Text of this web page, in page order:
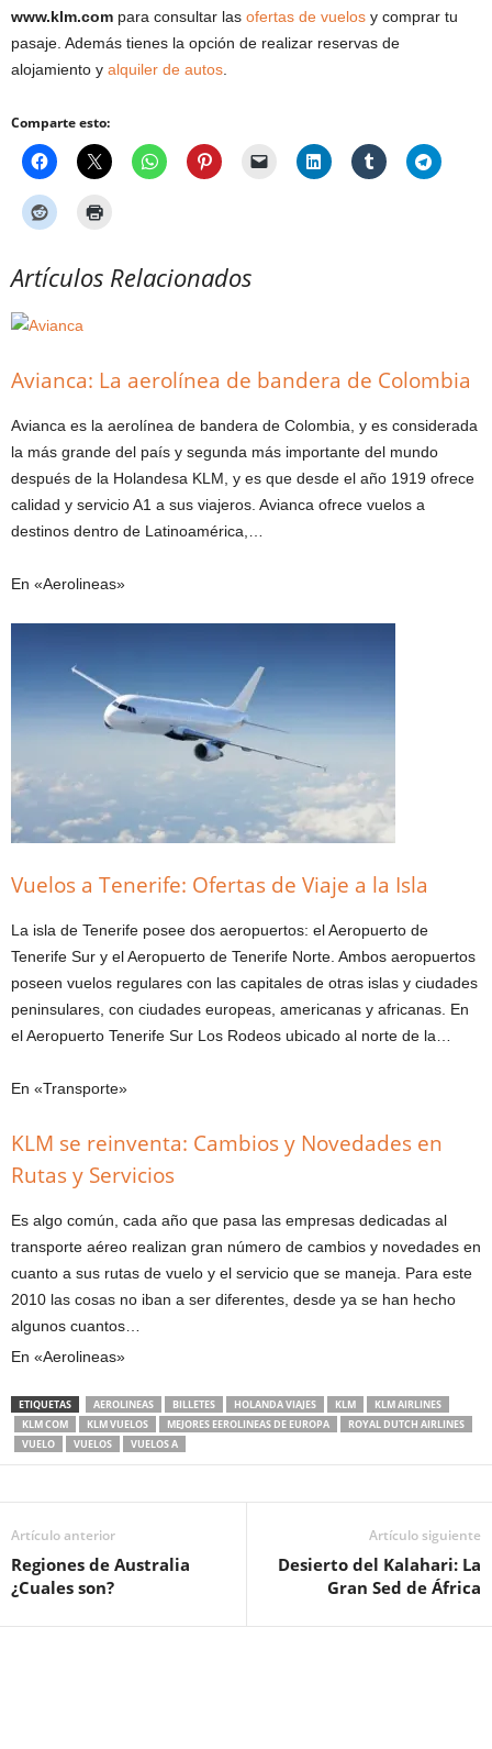
www.klm.com para consultar las ofertas de vuelos y comprar tu
pasaje. Además tienes la opción de realizar reservas de
alojamiento y alquiler de autos
Comparte esto:
Artículos Relacionados
Avianca: La aerolínea de bandera de Colombia
Avianca es la aerolínea de bandera de Colombia, y es considerada
la más grande del país y segunda más importante del mundo
después de la Holandesa KLM, y es que desde el año 1919 ofrece
calidad y servicio A1 a sus viajeros. Avianca ofrece vuelos a
destinos dentro de Latinoamérica,…
En «Aerolineas»
Vuelos a Tenerife: Ofertas de Viaje a la Isla
La isla de Tenerife posee dos aeropuertos: el Aeropuerto de
Tenerife Sur y el Aeropuerto de Tenerife Norte. Ambos aeropuertos
poseen vuelos regulares con las capitales de otras islas y ciudades
peninsulares, con ciudades europeas, americanas y africanas. En
el Aeropuerto Tenerife Sur Los Rodeos ubicado al norte de la…
En «Transporte»
KLM se reinventa: Cambios y Novedades en
Rutas y Servicios
Es algo común, cada año que pasa las empresas dedicadas al
transporte aéreo realizan gran número de cambios y novedades en
cuanto a sus rutas de vuelo y el servicio que se maneja. Para este
2010 las cosas no iban a ser diferentes, desde ya se han hecho
algunos cuantos…
En «Aerolineas»
ETIQUETAS AEROLINEAS BILLETES HOLANDA VIAJES KLM
KLM AIRLINES
KLM COM
KLM VUELOS MEJORES EEROLINEAS DE EUROPA
ROYAL DUTCH AIRLINES
VUELO
VUELOS VUELOS A
Artículo anterior
Regiones de Australia
¿Cuales son?
Artículo siguiente
Desierto del Kalahari: La
Gran Sed de África